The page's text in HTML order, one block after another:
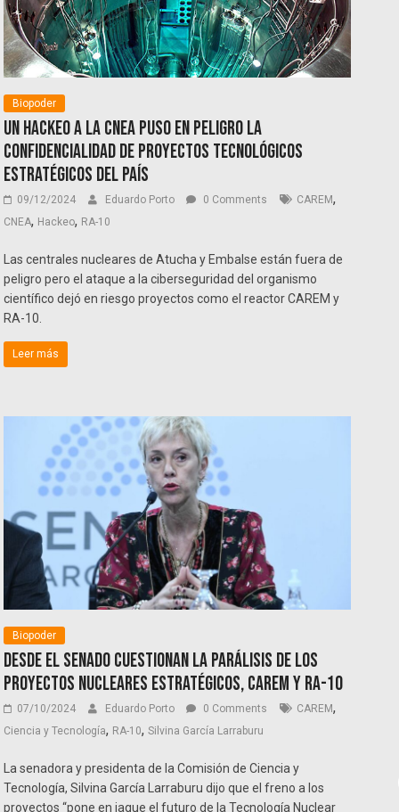
Biopoder
Un hackeo a la CNEA puso en peligro la
confidencialidad de proyectos tecnológicos
estratégicos del país
09/12/2024 Eduardo Porto 0 Comments CAREM,
CNEA, Hackeo, RA-10
Las centrales nucleares de Atucha y Embalse están fuera de
peligro pero el ataque a la ciberseguridad del organismo
científico dejó en riesgo proyectos como el reactor CAREM y
RA-10.
Leer más
Biopoder
Desde el Senado cuestionan la parálisis de los
proyectos nucleares estratégicos, CAREM y RA-10
07/10/2024 Eduardo Porto 0 Comments CAREM,
Ciencia y Tecnología, RA-10,Silvina García Larraburu
La senadora y presidenta de la Comisión de Ciencia y
Tecnología, Silvina García Larraburu dijo que el freno a los
proyectos “pone en jaque el futuro de la Tecnología Nuclear